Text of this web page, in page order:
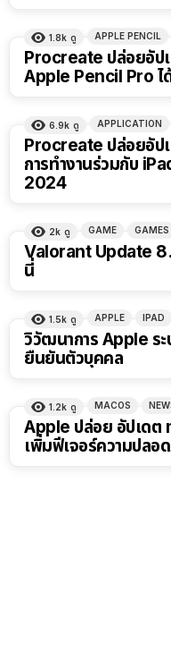
1.8k ดู APPLE PENCIL
Procreate ปล่อยอัป
Apple Pencil Pro ไ
6.9k ดู APPLICATION
Procreate ปล่อยอัปเ
การทำงานร่วมกับ
2024
2k ดู GAME GAMES
Valorant Update
นี่
1.5k ดู APPLE IPAD
วิวัฒนาการ Apple ร
ยืนยันตัวบุคคล
1.2k ดู MACOS
Apple ปล่อย อัปเดต
เพิ่มฟีเจอร์ความปล